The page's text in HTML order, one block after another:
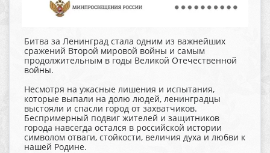
Битва за Ленинград стала одним из важнейших
сражений Второй мировой войны и самым
продолжительным в годы Великой Отечественной
войны.
Несмотря на ужасные лишения и испытания,
которые выпали на долю людей, ленинградцы
выстояли и спасли город от захватчиков.
Беспримерный подвиг жителей и защитников
города навсегда остался в российской истории
символом отваги, стойкости, величия духа и любви к
нашей Родине.